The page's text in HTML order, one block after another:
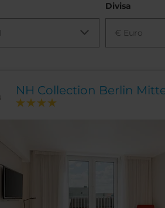
Divisa
€ Euro
NH Collection Berlin